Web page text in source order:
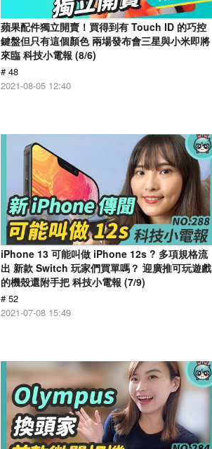
蘋果配件獨立開賣！買得到有 Touch ID 的巧控
鍵盤但只有這個顏色 兩場發布會三星與小米即將
來臨 科技小電報 (8/6)
# 48
2021-08-05 12:40
iPhone 13 可能叫做 iPhone 12s ? 多項規格流
出 新款 Switch 玩家們買單嗎？ 迎廣推可玩遊戲
的機殼還附手把 科技小電報 (7/9)
# 52
2021-07-08 15:49